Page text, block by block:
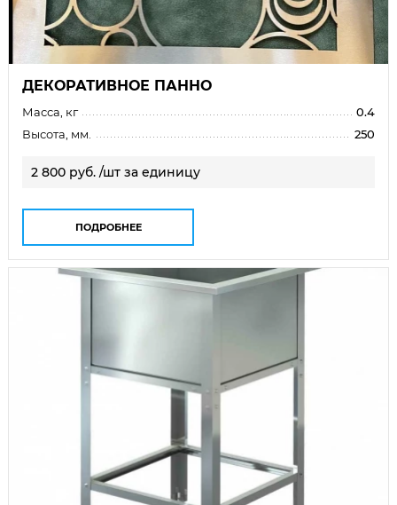
ДЕКОРАТИВНОЕ ПАННО
Масса, кг
0.4
Высота, мм.
250
2 800 руб. /шт за единицу
ПОДРОБНЕЕ